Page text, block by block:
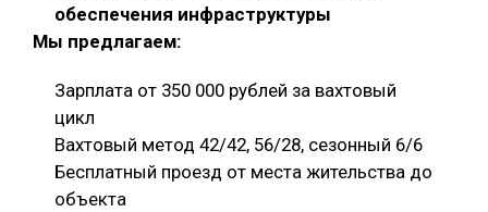
обеспечения инфраструктуры
Мы предлагаем:
Зарплата от 350 000 рублей за вахтовый
цикл
Вахтовый метод 42/42, 56/28, сезонный 6/6
Бесплатный проезд от места жительства до
объекта